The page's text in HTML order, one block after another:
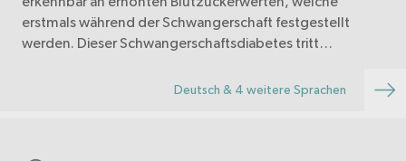
erstmals während der Schwangerschaft festgestellt
werden. Dieser Schwangerschaftsdiabetes tritt
Deutsch & 4 weitere Sprachen